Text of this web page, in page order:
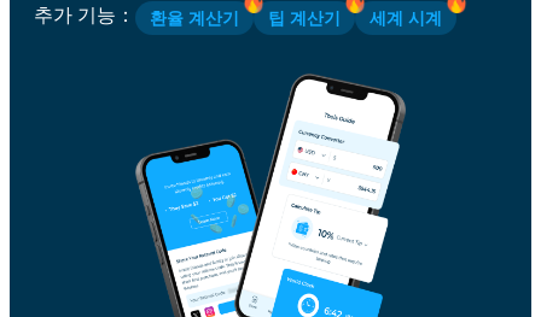
추가 기능 ： 환율 계산기 팁 계산기 세계 시계